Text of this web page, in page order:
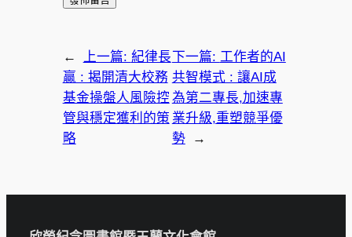
← 上一篇: 紀律長
贏 : 揭開清大校務
基金操盤人風險控
管與穩定獲利的策
略
下一篇: 工作者的AI
共智模式 : 讓AI成
為第二專長,加速專
業升級,重塑競爭優
勢
→